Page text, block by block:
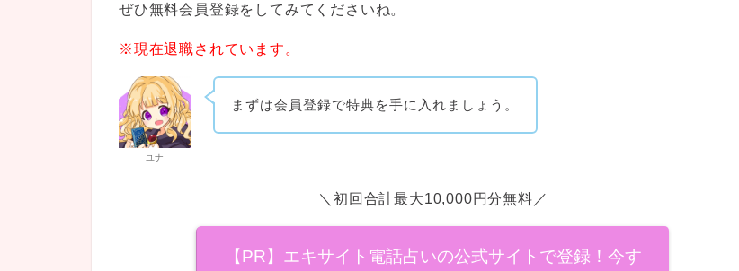
ぜひ無料会員登録をしてみてくださいね。
※現在退職されています。
ユナ
まずは会員登録で特典を手に入れましょう。
＼初回合計最大10,000円分無料／
【PR】エキサイト電話占いの公式サイトで登録！今す